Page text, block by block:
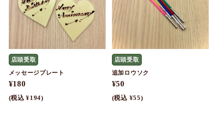
店頭受取
メッセージプレート
¥180
(税込 ¥194)
店頭受取
追加ロウソク
¥50
(税込 ¥55)